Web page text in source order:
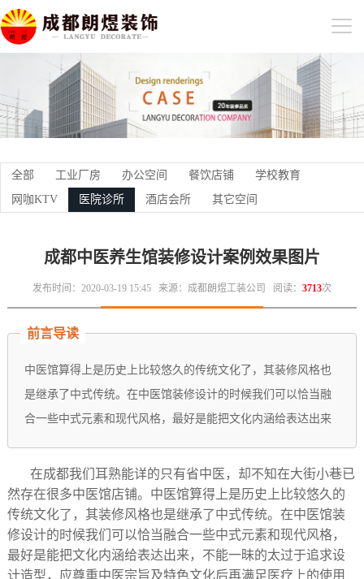
全部 工业厂房 办公空间 餐饮店铺
学校教育
网咖KTV
医院诊所 酒店会所 其它空间
成都中医养生馆装修设计案例效果图片
发布时间：2020-03-19 15:45 来源：成都朗煜工装公司 阅读： 3713次
前言导读
中医馆算得上是历史上比较悠久的传统文化了，其装修风格也
是继承了中式传统。在中医馆装修设计的时候我们可以恰当融
合一些中式元素和现代风格，最好是能把文化内涵给表达出来
在成都我们耳熟能详的只有省中医，却不知在大街小巷已
然存在很多中医馆店铺。中医馆算得上是历史上比较悠久的
传统文化了，其装修风格也是继承了中式传统。在中医馆装
修设计的时候我们可以恰当融合一些中式元素和现代风格，
最好是能把文化内涵给表达出来，不能一昧的太过于追求设
计造型，应尊重中医宗旨及特色文化后再满足医疗上的使用